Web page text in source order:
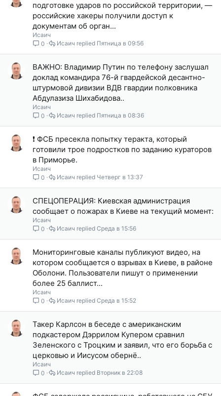
подготовке ударов по российской территории, —
российские хакеры получили доступ к
документам об орган...
Исаич
0
Пятница в 09:56
Исаич
ВАЖНО: Владимир Путин по телефону заслушал
доклад командира 76-й гвардейской десантно-
штурмовой дивизии ВДВ гвардии полковника
Абдулазиза Шихабидова..
Исаич
0
Пятница в 08:36
Исаич
❗️ ФСБ пресекла попытку теракта, который
готовили трое подростков по заданию кураторов
в Приморье.
Исаич
0
Четверг в 13:37
Исаич
СПЕЦОПЕРАЦИЯ: Киевская администрация
сообщает о пожарах в Киеве на текущий момент:
Исаич
0
Среда в 15:56
Исаич
Мониторинговые каналы публикуют видео, на
котором сообщается о взрывах в Киеве, в районе
Оболони. Пользователи пишут о применении
более 25 баллист...
Исаич
0
Среда в 15:52
Исаич
Такер Карлсон в беседе с американским
подкастером Дэррилом Купером сравнил
Зеленского с Троцким и заявил, что его борьба с
церковью и Иисусом обернё..
Исаич
0
Вторник в 22:08
Исаич